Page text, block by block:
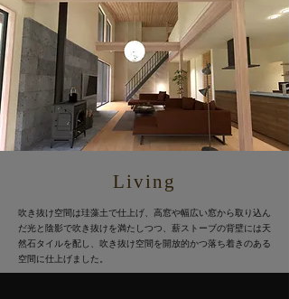
Living
吹き抜け空間は珪藻土で仕上げ、高窓や幅広い窓から取り込ん
だ光と陰影で吹き抜けを満たしつつ、薪ストーブの背壁には天
然石タイルを配し、吹き抜け空間を開放的かつ落ち着きのある
空間に仕上げました。